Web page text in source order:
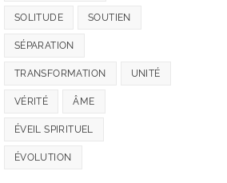
SOLITUDE SOUTIEN
SÉPARATION
TRANSFORMATION UNITÉ
VÉRITÉ ÂME
ÉVEIL SPIRITUEL
ÉVOLUTION